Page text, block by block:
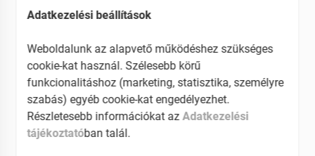
Adatkezelési beállítások
Weboldalunk az alapvető működéshez szükséges
cookie-kat használ. Szélesebb körű
funkcionalitáshoz (marketing, statisztika, személyre
szabás) egyéb cookie-kat engedélyezhet.
Részletesebb információkat az Adatkezelési
tájékoztatóban talál.